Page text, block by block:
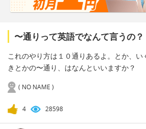
〜通りって英語でなんて言うの？
これのやり方は１０通りあるよ。とか、い
きとかの〜通り、はなんといいますか？
( NO NAME )
4 28598